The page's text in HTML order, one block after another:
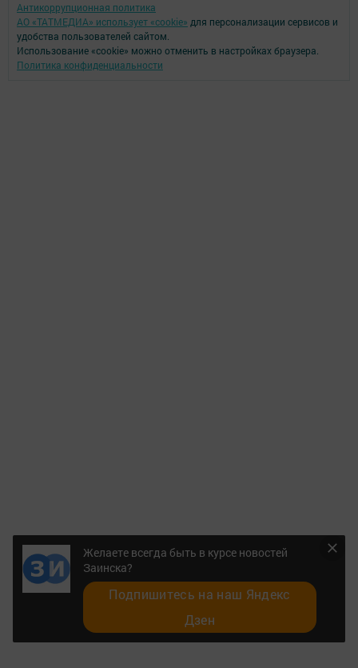
Желаете всегда быть в курсе новостей
Заинска?
Подпишитесь на наш Яндекс
Дзен
Антикоррупционная политика
АО «ТАТМЕДИА» использует «cookie» для персонализации сервисов и
удобства пользователей сайтом.
Использование «cookie» можно отменить в настройках браузера.
Политика конфиденциальности